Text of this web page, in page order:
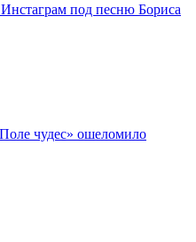
под песню Бориса
чудес» ошеломило